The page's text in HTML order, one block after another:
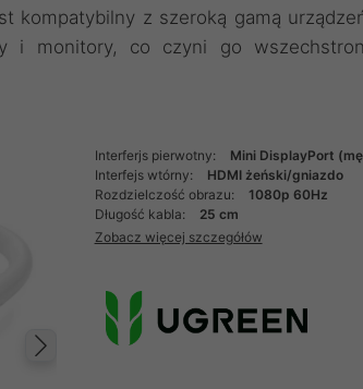
kompatybilny z szeroką gamą
i monitory, co czyni go
Interferjs pierwotny:
Mini DisplayPort
Interfejs wtórny:
HDMI żeński/gniazdo
Rozdzielczość obrazu:
1080p 60Hz
Długość kabla:
25 cm
Zobacz więcej szczegółów